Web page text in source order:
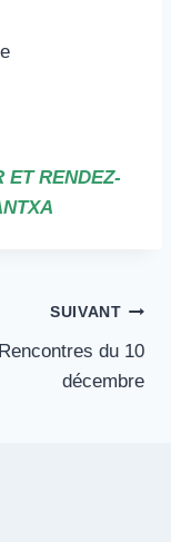
ET RENDEZ-
SUIVANT
Rencontres du 10
décembre